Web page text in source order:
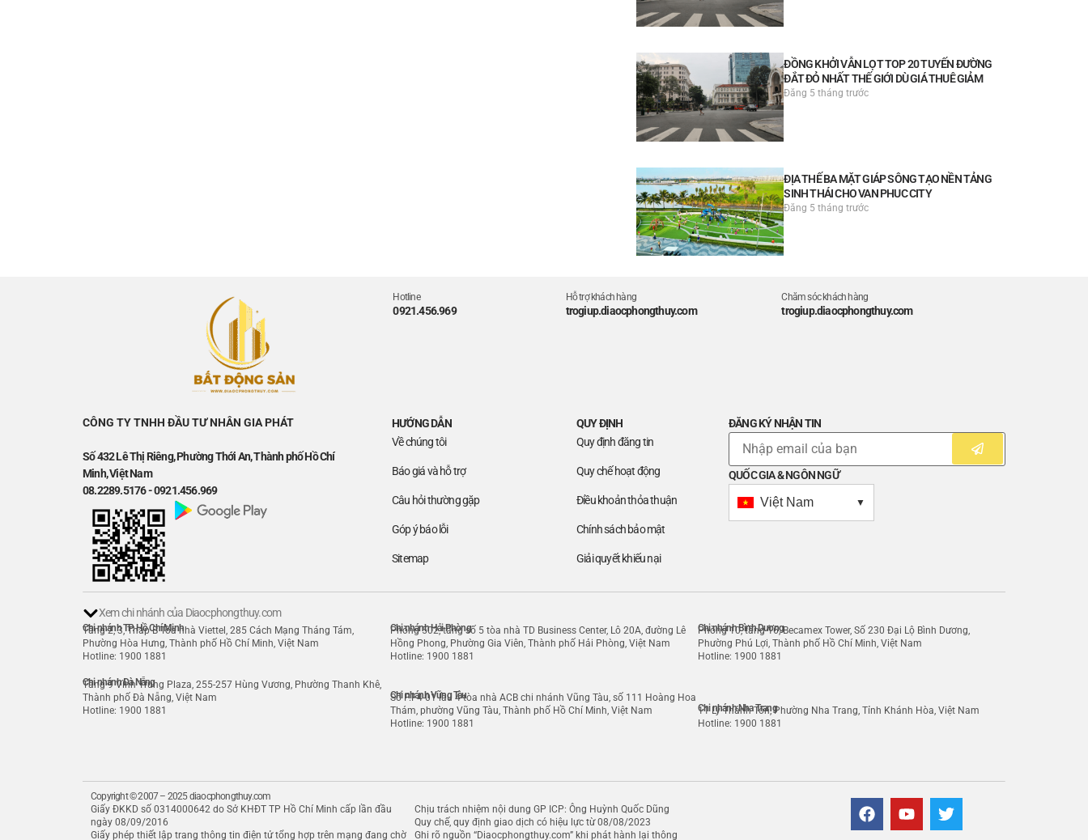
ĐỒNG KHỞI VẪN LỌT TOP 20 TUYẾN ĐƯỜNG
ĐẮT ĐỎ NHẤT THẾ GIỚI DÙ GIÁ THUÊ GIẢM
Đăng 5 tháng trước
ĐỊA THẾ BA MẶT GIÁP SÔNG TẠO NỀN TẢNG
SINH THÁI CHO VAN PHUC CITY
Đăng 5 tháng trước
Hotline
0921.456.969
Hỗ trợ khách hàng
trogiup.diaocphongthuy.com
Chăm sóc khách hàng
trogiup.diaocphongthuy.com
CÔNG TY TNHH ĐẦU TƯ NHÂN GIA PHÁT
Số 432 Lê Thị Riêng, Phường Thới An, Thành phố Hồ Chí
Minh, Việt Nam
08.2289.5176 - 0921.456.969
HƯỚNG DẪN
Về chúng tôi
Báo giá và hỗ trợ
Câu hỏi thường gặp
Góp ý báo lỗi
Sitemap
QUY ĐỊNH
Quy định đăng tin
Quy chế hoạt động
Điều khoản thỏa thuận
Chính sách bảo mật
Giải quyết khiếu nại
ĐĂNG KÝ NHẬN TIN
QUỐC GIA & NGÔN NGỮ
Việt Nam ▼
Xem chi nhánh của Diaocphongthuy.com
Chi nhánh TP. Hồ Chí Minh
Tầng 2, 3, Tháp B Tòa nhà Viettel, 285 Cách Mạng Tháng Tám,
Phường Hòa Hưng, Thành phố Hồ Chí Minh, Việt Nam
Hotline: 1900 1881
Chi nhánh Đà Nẵng
Tầng 9 Vĩnh Trung Plaza, 255-257 Hùng Vương, Phường Thanh Khê,
Thành phố Đà Nẵng, Việt Nam
Hotline: 1900 1881
Chi nhánh Hải Phòng
Phòng 502, tầng số 5 tòa nhà TD Business Center, Lô 20A, đường Lê
Hồng Phong, Phường Gia Viên, Thành phố Hải Phòng, Việt Nam
Hotline: 1900 1881
Chi nhánh Vũng Tàu
Số P.F4-01 lầu 4 tòa nhà ACB chi nhánh Vũng Tàu, số 111 Hoàng Hoa
Thám, phường Vũng Tàu, Thành phố Hồ Chí Minh, Việt Nam
Hotline: 1900 1881
Chi nhánh Bình Dương
Phòng 10, tầng 16, Becamex Tower, Số 230 Đại Lộ Bình Dương,
Phường Phú Lợi, Thành phố Hồ Chí Minh, Việt Nam
Hotline: 1900 1881
Chi nhánh Nha Trang
11 Lý Thánh Tôn, Phường Nha Trang, Tỉnh Khánh Hòa, Việt Nam
Hotline: 1900 1881
Copyright © 2007 – 2025 diaocphongthuy.com
Giấy ĐKKD số 0314000642 do Sở KHĐT TP Hồ Chí Minh cấp lần đầu
ngày 08/09/2016
Giấy phép thiết lập trang thông tin điện tử tổng hợp trên mạng đang chờ
Chịu trách nhiệm nội dung GP ICP: Ông Huỳnh Quốc Dũng
Quy chế, quy định giao dịch có hiệu lực từ 08/08/2023
Ghi rõ nguồn “Diaocphongthuy.com” khi phát hành lại thông